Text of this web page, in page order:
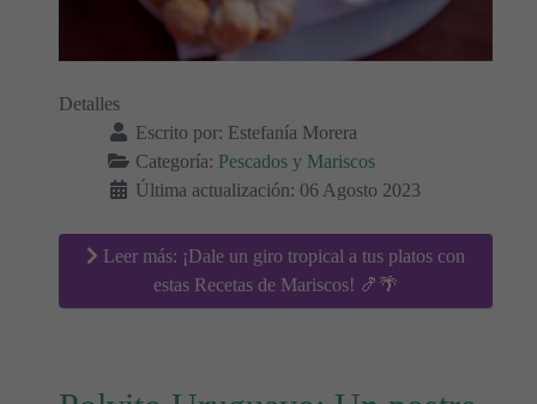
Detalles
Escrito por: Estefanía Morera
Categoría: Pescados y Mariscos
Última actualización: 06 Agosto 2023
Leer más: ¡Dale un giro tropical a tus platos con
estas Recetas de Mariscos! 🍤🌴